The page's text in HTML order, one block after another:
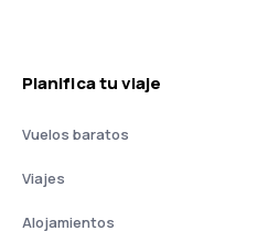
Planifica tu viaje
Vuelos baratos
Viajes
Alojamientos